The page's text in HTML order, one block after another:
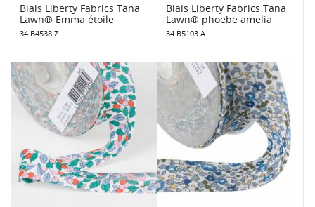
Biais Liberty Fabrics Tana
Lawn® Emma étoile
34 B4538 Z
Biais Liberty Fabrics Tana
Lawn® phoebe amelia
34 B5103 A